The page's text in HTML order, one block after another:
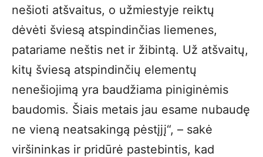
nešioti atšvaitus, o užmiestyje reiktų
dėvėti šviesą atspindinčias liemenes,
patariame neštis net ir žibintą. Už atšvaitų,
kitų šviesą atspindinčių elementų
nenešiojimą yra baudžiama piniginėmis
baudomis. Šiais metais jau esame nubaudę
ne vieną neatsakingą pėstįjį“, – sakė
viršininkas ir pridūrė pastebintis, kad